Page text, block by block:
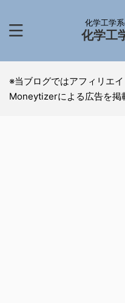
化学工学
化学工
※当ブログではアフィリエ
Moneytizerによる広告を掲